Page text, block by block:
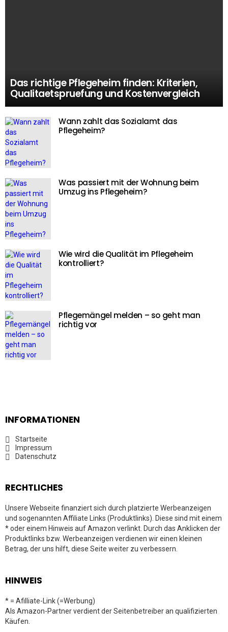
Das richtige Pflegeheim finden: Kriterien,
Qualitaetspruefung und Kostenvergleich
Wann zahlt das Sozialamt das
Pflegeheim?
Was passiert mit der Wohnung beim
Umzug ins Pflegeheim?
Wie wird die Qualität im Pflegeheim
kontrolliert?
Pflegemängel melden – so geht man
richtig vor
INFORMATIONEN
Startseite
Impressum
Datenschutz
RECHTLICHES
Unsere Webseite finanziert sich durch platzierte Werbeanzeigen
und sogenannten Affiliate Links (Produktlinks). Diese sind mit einem
* oder einem Hinweis auf Amazon verlinkt. Durch das Anklicken der
Produktlinks bzw. Werbeanzeigen verdienen wir einen kleinen
Betrag, der uns hilft, diese Seite weiter zu verbessern.
HINWEIS
* = Afilliate-Link (=Werbung)
Als Amazon-Partner verdient der Seitenbetreiber an qualifizierten
Käufen.